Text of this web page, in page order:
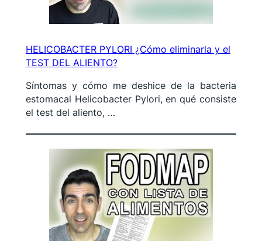
HELICOBACTER PYLORI ¿Cómo eliminarla y el
TEST DEL ALIENTO?
Síntomas y cómo me deshice de la bacteria
estomacal Helicobacter Pylori, en qué consiste
el test del aliento, …